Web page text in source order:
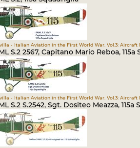
- Italian Aviation in the First World War. Vol.3: Aircraft
S.2 2567, Capitano Mario Reboa,
- Italian Aviation in the First World War. Vol.3: Aircraft
S.2 S.2542, Sgt. Dositeo Meazza, 115a